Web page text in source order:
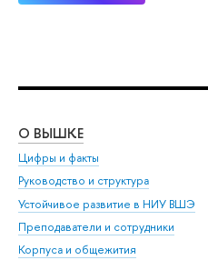
О ВЫШКЕ
Цифры и факты
Руководство и структура
Устойчивое развитие в НИУ ВШЭ
Преподаватели и сотрудники
Корпуса и общежития